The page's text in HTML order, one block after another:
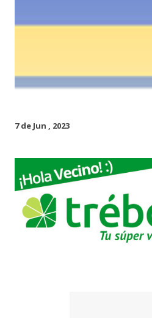
7 de Jun , 2023